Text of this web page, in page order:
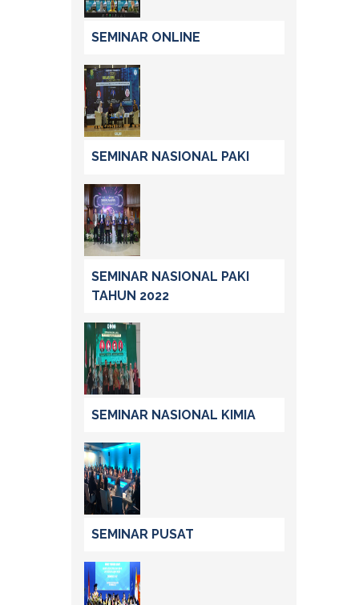
SEMINAR ONLINE
SEMINAR NASIONAL PAKI
SEMINAR NASIONAL PAKI
TAHUN 2022
SEMINAR NASIONAL KIMIA
SEMINAR PUSAT